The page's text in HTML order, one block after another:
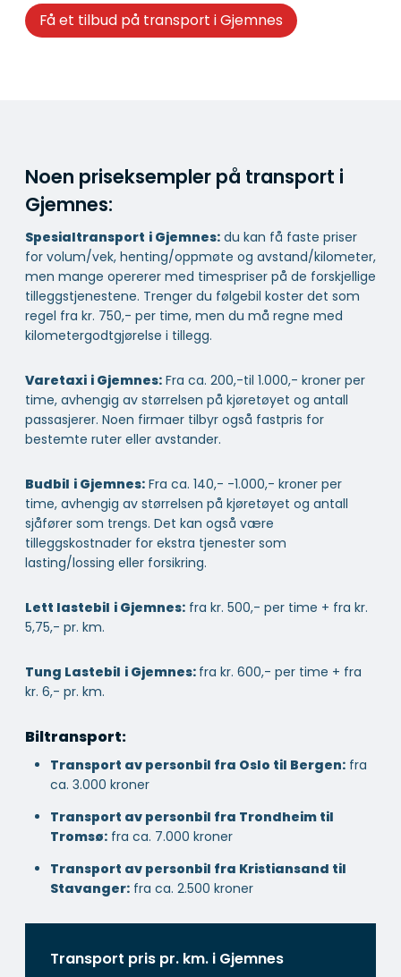
Få et tilbud på transport i Gjemnes
Noen priseksempler på transport i
Gjemnes:
Spesialtransport i Gjemnes: du kan få faste priser
for volum/vek, henting/oppmøte og avstand/kilometer,
men mange opererer med timespriser på de forskjellige
tilleggstjenestene. Trenger du følgebil koster det som
regel fra kr. 750,- per time, men du må regne med
kilometergodtgjørelse i tillegg.
Varetaxi i Gjemnes: Fra ca. 200,-til 1.000,- kroner per
time, avhengig av størrelsen på kjøretøyet og antall
passasjerer. Noen firmaer tilbyr også fastpris for
bestemte ruter eller avstander.
Budbil i Gjemnes: Fra ca. 140,- -1.000,- kroner per
time, avhengig av størrelsen på kjøretøyet og antall
sjåfører som trengs. Det kan også være
tilleggskostnader for ekstra tjenester som
lasting/lossing eller forsikring.
Lett lastebil i Gjemnes: fra kr. 500,- per time + fra kr.
5,75,- pr. km.
Tung Lastebil i Gjemnes: fra kr. 600,- per time + fra
kr. 6,- pr. km.
Biltransport:
Transport av personbil fra Oslo til Bergen: fra
ca. 3.000 kroner
Transport av personbil fra Trondheim til
Tromsø: fra ca. 7.000 kroner
Transport av personbil fra Kristiansand til
Stavanger: fra ca. 2.500 kroner
Transport pris pr. km. i Gjemnes